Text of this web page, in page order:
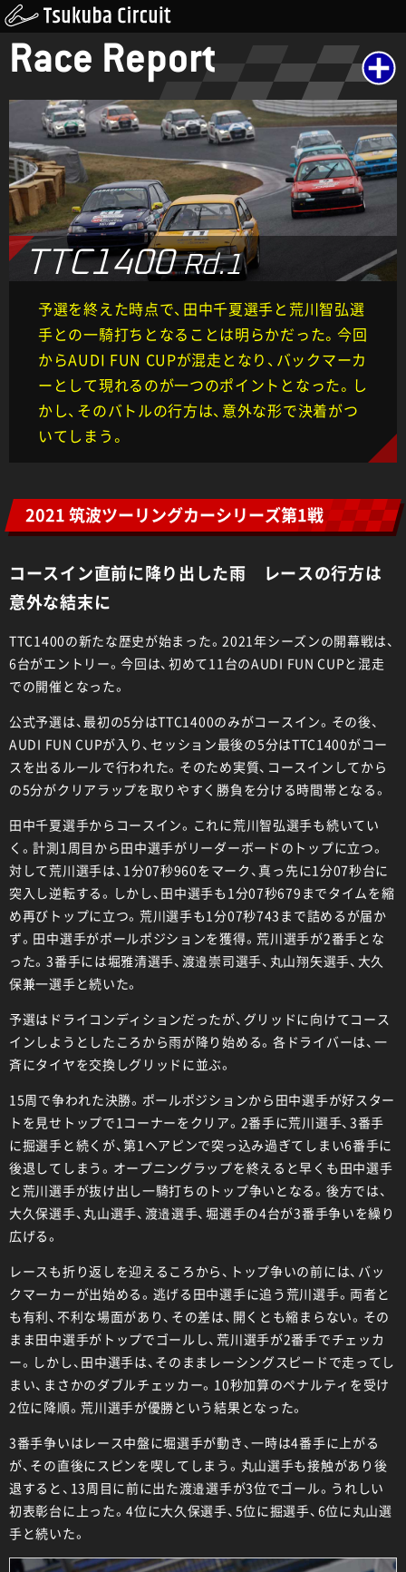
Race Report
TTC1400Rd.1
予選を終えた時点で、田中千夏選手と荒川智弘選
手との一騎打ちとなることは明らかだった。今回
からAUDI FUN CUPが混走となり、バックマーカ
ーとして現れるのが一つのポイントとなった。し
かし、そのバトルの行方は、意外な形で決着がつ
いてしまう。
2021 筑波ツーリングカーシリーズ第1戦
コースイン直前に降り出した雨 レースの行方は
意外な結末に
TTC1400の新たな歴史が始まった。2021年シーズンの開幕戦は、
6台がエントリー。今回は、初めて11台のAUDI FUN CUPと混走
での開催となった。
公式予選は、最初の5分はTTC1400のみがコースイン。その後、
AUDI FUN CUPが入り、セッション最後の5分はTTC1400がコー
スを出るルールで行われた。そのため実質、コースインしてから
の5分がクリアラップを取りやすく勝負を分ける時間帯となる。
田中千夏選手からコースイン。これに荒川智弘選手も続いてい
く。計測1周目から田中選手がリーダーボードのトップに立つ。
対して荒川選手は、1分07秒960をマーク、真っ先に1分07秒台に
突入し逆転する。しかし、田中選手も1分07秒679までタイムを縮
め再びトップに立つ。荒川選手も1分07秒743まで詰めるが届か
ず。田中選手がポールポジションを獲得。荒川選手が2番手とな
った。3番手には堀雅清選手、渡邉崇司選手、丸山翔矢選手、大久
保兼一選手と続いた。
予選はドライコンディションだったが、グリッドに向けてコース
インしようとしたころから雨が降り始める。各ドライバーは、一
斉にタイヤを交換しグリッドに並ぶ。
15周で争われた決勝。ポールポジションから田中選手が好スター
トを見せトップで1コーナーをクリア。2番手に荒川選手、3番手
に掘選手と続くが、第1ヘアピンで突っ込み過ぎてしまい6番手に
後退してしまう。オープニングラップを終えると早くも田中選手
と荒川選手が抜け出し一騎打ちのトップ争いとなる。後方では、
大久保選手、丸山選手、渡邉選手、堀選手の4台が3番手争いを繰り
広げる。
レースも折り返しを迎えるころから、トップ争いの前には、バッ
クマーカーが出始める。逃げる田中選手に追う荒川選手。両者と
も有利、不利な場面があり、その差は、開くとも縮まらない。その
まま田中選手がトップでゴールし、荒川選手が2番手でチェッカ
ー。しかし、田中選手は、そのままレーシングスピードで走ってし
まい、まさかのダブルチェッカー。10秒加算のペナルティを受け
2位に降順。荒川選手が優勝という結果となった。
3番手争いはレース中盤に堀選手が動き、一時は4番手に上がる
が、その直後にスピンを喫してしまう。丸山選手も接触があり後
退すると、13周目に前に出た渡邉選手が3位でゴール。うれしい
初表彰台に上った。4位に大久保選手、5位に掘選手、6位に丸山選
手と続いた。